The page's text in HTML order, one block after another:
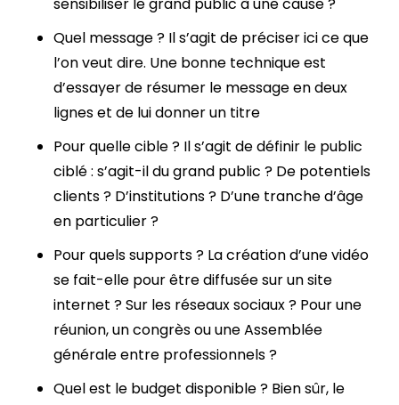
sensibiliser le grand public à une cause ?
Quel message ? Il s’agit de préciser ici ce que
l’on veut dire. Une bonne technique est
d’essayer de résumer le message en deux
lignes et de lui donner un titre
Pour quelle cible ? Il s’agit de définir le public
ciblé : s’agit-il du grand public ? De potentiels
clients ? D’institutions ? D’une tranche d’âge
en particulier ?
Pour quels supports ? La création d’une vidéo
se fait-elle pour être diffusée sur un site
internet ? Sur les réseaux sociaux ? Pour une
réunion, un congrès ou une Assemblée
générale entre professionnels ?
Quel est le budget disponible ? Bien sûr, le